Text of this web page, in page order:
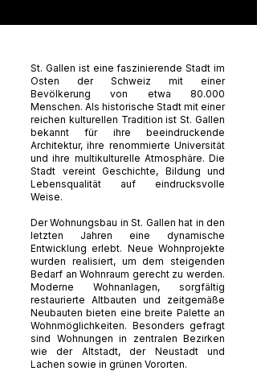
St. Gallen ist eine faszinierende Stadt im
Osten der Schweiz mit einer
Bevölkerung von etwa 80.000
Menschen. Als historische Stadt mit einer
reichen kulturellen Tradition ist St. Gallen
bekannt für ihre beeindruckende
Architektur, ihre renommierte Universität
und ihre multikulturelle Atmosphäre. Die
Stadt vereint Geschichte, Bildung und
Lebensqualität auf eindrucksvolle
Weise.
Der Wohnungsbau in St. Gallen hat in den
letzten Jahren eine dynamische
Entwicklung erlebt. Neue Wohnprojekte
wurden realisiert, um dem steigenden
Bedarf an Wohnraum gerecht zu werden.
Moderne Wohnanlagen, sorgfältig
restaurierte Altbauten und zeitgemäße
Neubauten bieten eine breite Palette an
Wohnmöglichkeiten. Besonders gefragt
sind Wohnungen in zentralen Bezirken
wie der Altstadt, der Neustadt und
Lachen sowie in grünen Vororten.